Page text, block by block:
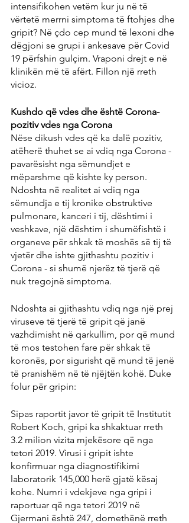
intensifikohen vetëm kur ju në të
vërtetë merrni simptoma të ftohjes dhe
gripit? Në çdo cep mund të lexoni dhe
dëgjoni se grupi i ankesave për Covid
19 përfshin gulçim. Vraponi drejt e në
klinikën më të afërt. Fillon një rreth
vicioz.
Kushdo që vdes dhe është Corona-
pozitiv vdes nga Corona
Nëse dikush vdes që ka dalë pozitiv,
atëherë thuhet se ai vdiq nga Corona -
pavarësisht nga sëmundjet e
mëparshme që kishte ky person.
Ndoshta në realitet ai vdiq nga
sëmundja e tij kronike obstruktive
pulmonare, kanceri i tij, dështimi i
veshkave, një dështim i shumëfishtë i
organeve për shkak të moshës së tij të
vjetër dhe ishte gjithashtu pozitiv i
Corona - si shumë njerëz të tjerë që
nuk tregojnë simptoma.
Ndoshta ai gjithashtu vdiq nga një prej
viruseve të tjerë të gripit që janë
vazhdimisht në qarkullim, por që mund
të mos testohen fare për shkak të
koronës, por sigurisht që mund të jenë
të pranishëm në të njëjtën kohë. Duke
folur për gripin:
Sipas raportit javor të gripit të Institutit
Robert Koch, gripi ka shkaktuar rreth
3.2 milion vizita mjekësore që nga
tetori 2019. Virusi i gripit ishte
konfirmuar nga diagnostifikimi
laboratorik 145,000 herë gjatë kësaj
kohe. Numri i vdekjeve nga gripi i
raportuar që nga tetori 2019 në
Gjermani është 247, domethënë rreth